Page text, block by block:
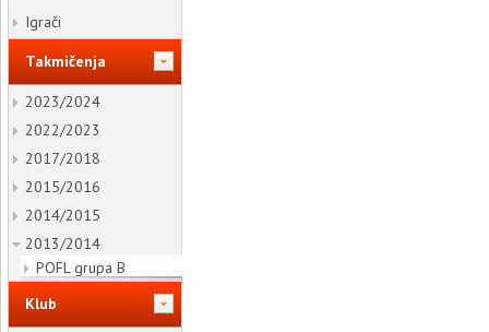
Igrači
Takmičenja
2023/2024
2022/2023
2017/2018
2015/2016
2014/2015
2013/2014
POFL grupa B
Klub